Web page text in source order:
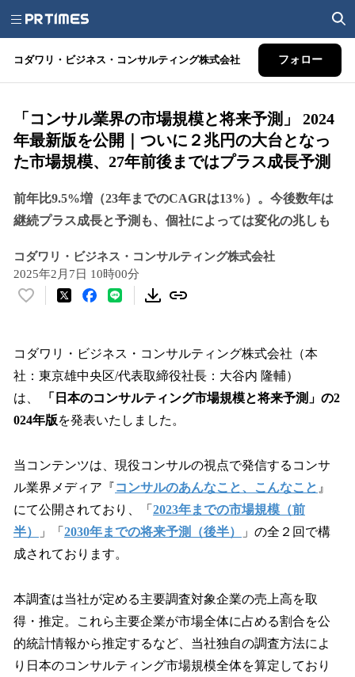
コダワリ・ビジネス・コンサルティング株式会社 フォロー
「コンサル業界の市場規模と将来予測」 2024
年最新版を公開｜ついに２兆円の大台となっ
た市場規模、27年前後まではプラス成長予測
前年比9.5%増（23年までのCAGRは13%）。今後数年は
継続プラス成長と予測も、個社によっては変化の兆しも
コダワリ・ビジネス・コンサルティング株式会社
2025年2月7日 10時00分
い
！
を
読
み
中
で
す
コダワリ・ビジネス・コンサルティング株式会社（本
社：東京雄中央区/代表取締役社長：大谷内 隆輔）
は、
「日本のコンサルティング市場規模と将来予測」の2
024年版を発表いたしました。
当コンテンツは、現役コンサルの視点で発信するコンサ
ル業界メディア『コンサルのあんなこと、こんなこと 』
にて公開されており、「 2023年までの市場規模（前
半）
」「 2030年までの将来予測（後半）
」の全２回で構
成されております。
本調査は当社が定める主要調査対象企業の売上高を取
得・推定。これら主要企業が市場全体に占める割合を公
的統計情報から推定するなど、当社独自の調査方法によ
り日本のコンサルティング市場規模全体を算定しており